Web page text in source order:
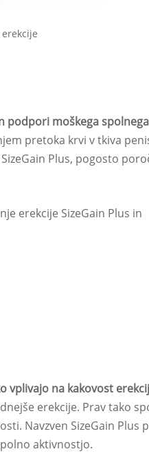
podpori moškega
pretoka krvi v tkiva
Plus, pogosto
erekcije SizeGain Plus in
vplivajo na kakovost
erekcije. Prav tako
Navzven SizeGain Plus
aktivnostjo.